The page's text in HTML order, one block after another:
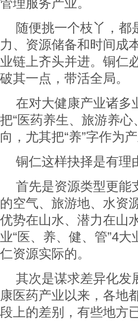
管理服务产业。
随便挑一个枝丫，都
力、资源储备和时间成
业链上齐头并进。铜仁
破其一点，带活全局。
在对大健康产业诸多
把“医药养生、旅游养
向，尤其把“养”字作为
铜仁这样抉择是有理
首先是资源类型更能
的空气、旅游地、水资
优势在山水、潜力在山
业“医、养、健、管”4大
仁资源实际的。
其次是谋求差异化发
康医药产业以来，各地
段上的差别，有些地方